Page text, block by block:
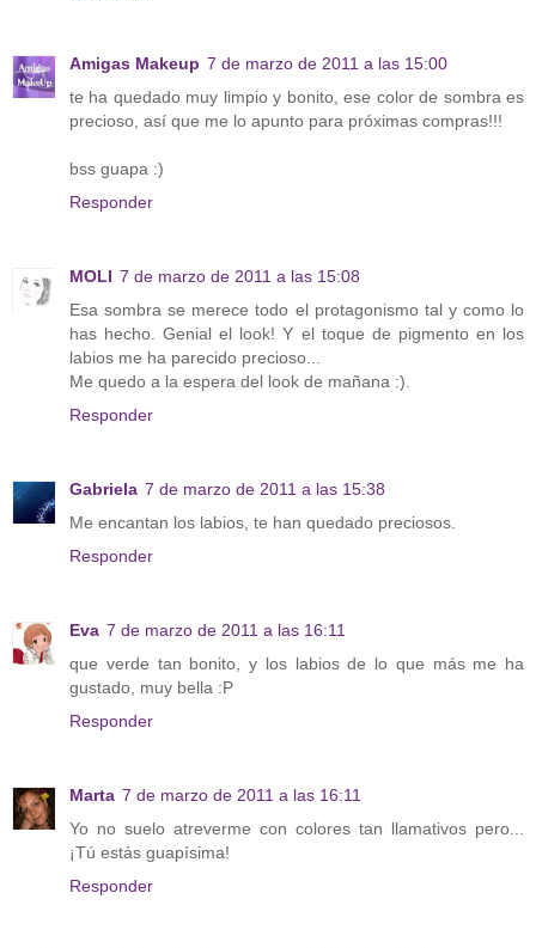
Amigas Makeup 7 de marzo de 2011 a las 15:00
te ha quedado muy limpio y bonito, ese color de sombra es
precioso, así que me lo apunto para próximas compras!!!
bss guapa :)
Responder
MOLI 7 de marzo de 2011 a las 15:08
Esa sombra se merece todo el protagonismo tal y como lo
has hecho. Genial el look! Y el toque de pigmento en los
labios me ha parecido precioso...
Me quedo a la espera del look de mañana :).
Responder
Gabriela 7 de marzo de 2011 a las 15:38
Me encantan los labios, te han quedado preciosos.
Responder
Eva 7 de marzo de 2011 a las 16:11
que verde tan bonito, y los labios de lo que más me ha
gustado, muy bella :P
Responder
Marta 7 de marzo de 2011 a las 16:11
Yo no suelo atreverme con colores tan llamativos pero...
¡Tú estás guapísima!
Responder